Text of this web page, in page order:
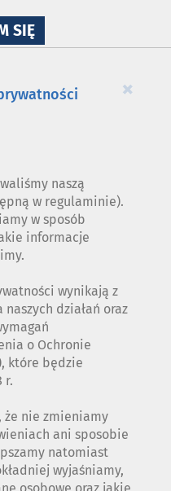
SIĘNA
WYKORZYSTANIE
×
naszą
w regulaminie).
w sposób
informacje
wynikają z
działań oraz
o Ochronie
które będzie
r.
że nie zmieniamy
ani sposobie
natomiast
wyjaśniamy,